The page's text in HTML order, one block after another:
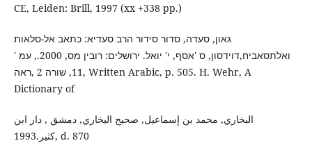
CE, Leiden: Brill, 1997 (xx +338 pp.)
גאון, סעדה, סדור סידור הרב סעדיא: כתאב אל-סלאות
ואלתסאביח,דוידסון, ס 'אסף, י' יואל. ירושלים: רובין מס, 2000., עמ '
11, שורה 2 ,ראה, Written Arabic, p. 505. H. Wehr, A
Dictionary of
البخاري, محمد بن إسماعيل, صحيح البخاري, دمشق , دار ابن
كثير.1993, d. 870